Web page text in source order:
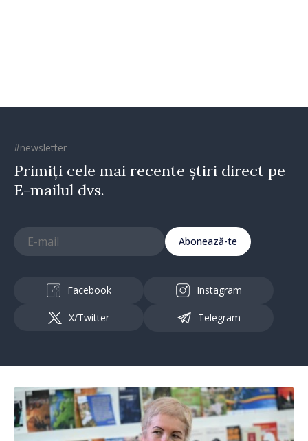
#newsletter
Primiți cele mai recente știri direct pe
E-mailul dvs.
Abonează-te
Facebook Instagram
X/Twitter Telegram